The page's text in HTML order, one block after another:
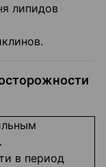
липидов
в период